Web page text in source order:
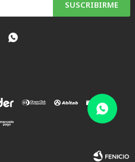
SUSCRIBIRME
